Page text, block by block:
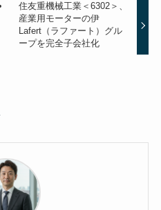
住友重機械工業＜6302＞、
産業用モーターの伊
Lafert（ラファート）グル
ープを完全子会社化